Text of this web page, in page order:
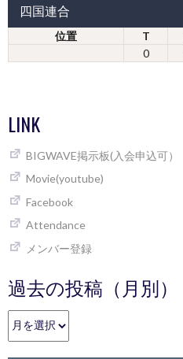
四国連合
位置 T
0
LINK
BIGWAVE掲示板(入会申込可）
Movie(youtube)
Facebook
Attendance
メンバー登録
過去の投稿（月別）
過
去